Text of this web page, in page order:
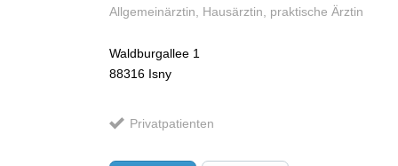
Allgemeinärztin, Hausärztin, praktische Ärztin
Waldburgallee 1
88316 Isny
Privatpatienten